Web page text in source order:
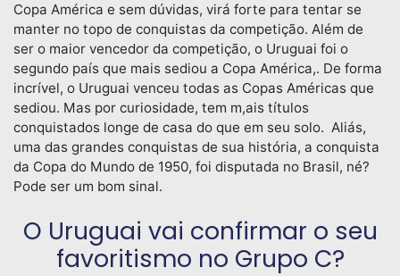
Copa América e sem dúvidas, virá forte para tentar se
manter no topo de conquistas da competição. Além de
ser o maior vencedor da competição, o Uruguai foi o
segundo país que mais sediou a Copa América,. De forma
incrível, o Uruguai venceu todas as Copas Américas que
sediou. Mas por curiosidade, tem m,ais títulos
conquistados longe de casa do que em seu solo. Aliás,
uma das grandes conquistas de sua história, a conquista
da Copa do Mundo de 1950, foi disputada no Brasil, né?
Pode ser um bom sinal.
O Uruguai vai confirmar o seu
favoritismo no Grupo C?